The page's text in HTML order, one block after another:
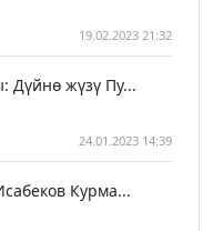
19.02.2023 21:32
Дүйнө жүзү Пу...
24.01.2023 14:39
Курма...